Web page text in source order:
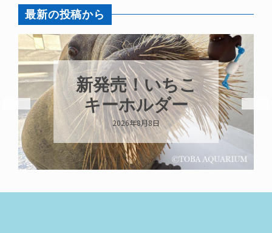
最新の投稿から
新発売！いちこ
キーホルダー
2026年8月8日